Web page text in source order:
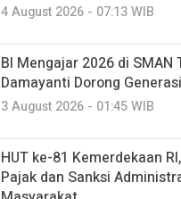
4 August 2026 - 07:13 WIB
BI Mengajar 2026 di
Damayanti Dorong
3 August 2026 - 01:45 WIB
HUT ke-81 Kemerdekaan
Pajak dan Sanksi